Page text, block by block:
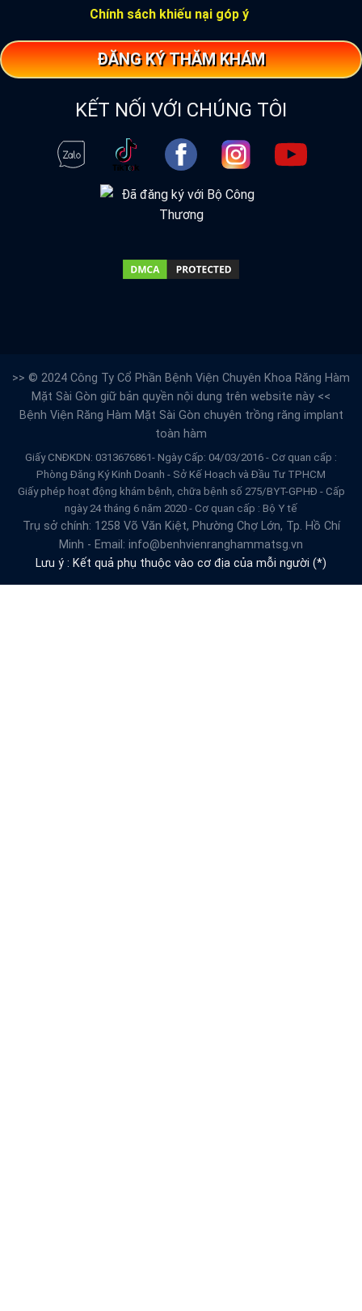
Chính sách khiếu nại góp ý
ĐĂNG KÝ THĂM KHÁM
KẾT NỐI VỚI CHÚNG TÔI
>> © 2024 Công Ty Cổ Phần Bệnh Viện Chuyên Khoa Răng Hàm
Mặt Sài Gòn giữ bản quyền nội dung trên website này <<
Bệnh Viện Răng Hàm Mặt Sài Gòn chuyên trồng răng implant
toàn hàm
Giấy CNĐKDN: 0313676861- Ngày Cấp: 04/03/2016 - Cơ quan cấp :
Phòng Đăng Ký Kinh Doanh - Sở Kế Hoạch và Đầu Tư TPHCM
Giấy phép hoạt động khám bệnh, chữa bệnh số 275/BYT-GPHĐ - Cấp
ngày 24 tháng 6 năm 2020 - Cơ quan cấp : Bộ Y tế
Trụ sở chính: 1258 Võ Văn Kiệt, Phường Chợ Lớn, Tp. Hồ Chí
Minh - Email: info@benhvienranghammatsg.vn
Lưu ý : Kết quả phụ thuộc vào cơ địa của mỗi người (*)